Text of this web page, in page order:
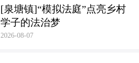
[泉塘镇]“模拟法庭”点亮乡村
学子的法治梦
2026-08-07